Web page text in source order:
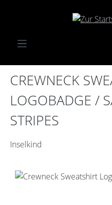
Zum Hauptinhalt springen
CREWNECK
LOGOBADGE /
STRIPES
Inselkind
Bildergalerie überspringen